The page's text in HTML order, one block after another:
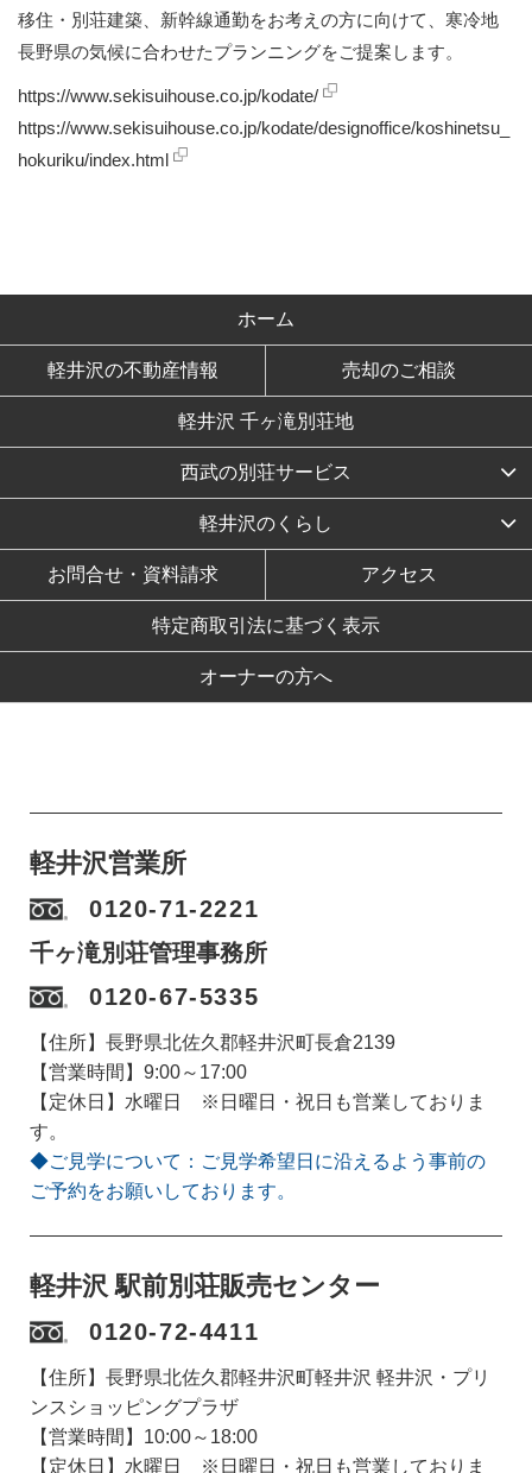
移住・別荘建築、新幹線通勤をお考えの方に向けて、寒冷地
長野県の気候に合わせたプランニングをご提案します。
https://www.sekisuihouse.co.jp/kodate/
https://www.sekisuihouse.co.jp/kodate/designoffice/koshinetsu_
hokuriku/index.html
ホーム
軽井沢の不動産情報 売却のご相談
軽井沢 千ヶ滝別荘地
西武の別荘サービス
軽井沢のくらし
お問合せ・資料請求 アクセス
特定商取引法に基づく表示
オーナーの方へ
軽井沢営業所
0120-71-2221
千ヶ滝別荘管理事務所
0120-67-5335
【住所】長野県北佐久郡軽井沢町長倉2139
【営業時間】9:00～17:00
【定休日】水曜日 ※日曜日・祝日も営業しておりま
す。
◆ご見学について：ご見学希望日に沿えるよう事前の
ご予約をお願いしております。
軽井沢 駅前別荘販売センター
0120-72-4411
【住所】長野県北佐久郡軽井沢町軽井沢 軽井沢・プリ
ンスショッピングプラザ
【営業時間】10:00～18:00
【定休日】水曜日 ※日曜日・祝日も営業しておりま